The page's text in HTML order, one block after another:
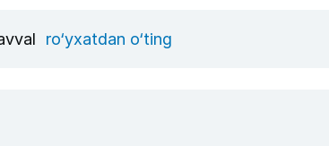
ro‘yxatdan o‘ting